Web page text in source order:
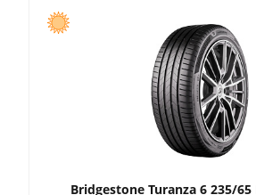
Bridgestone Turanza 6 235/65